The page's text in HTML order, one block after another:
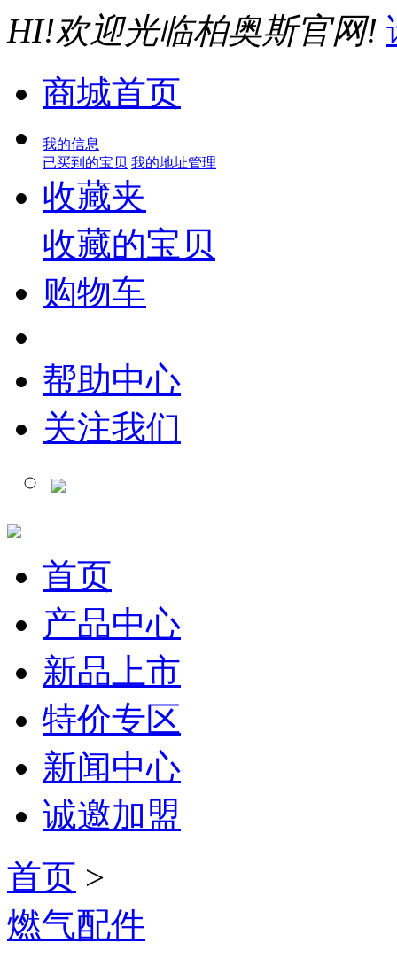
HI!欢迎光临柏奥斯官网!
商城首页
我的信息
已买到的宝贝 我的地址管理
收藏夹
收藏的宝贝
购物车
帮助中心
关注我们
首页
产品中心
新品上市
特价专区
新闻中心
诚邀加盟
首页 >
燃气配件